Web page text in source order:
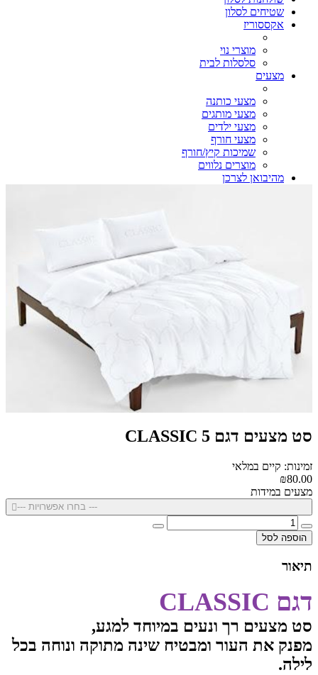
שטיחים לסלון
אקססוריז
מוצרי נוי
סלסלות לבית
מצעים
מצעי כותנה
מצעי מותגים
מצעי ילדים
מצעי חורף
שמיכות קיץ/חורף
מוצרים נלווים
מהיבואן לצרכן
סט מצעים דגם CLASSIC 5
זמינות: קיים במלאי
₪80.00
מצעים במידות
--- בחרו אפשרויות ---
הוספה לסל
תיאור
דגם CLASSIC
סט מצעים רך ונעים במיוחד למגע,
מפנק את העור ומבטיח שינה מתוקה ונוחה בכל
לילה.